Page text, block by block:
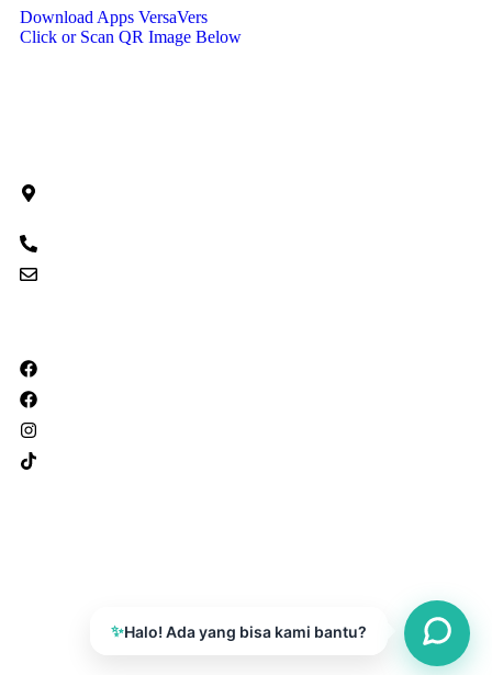
Download Apps VersaVers
Click or Scan QR Image Below
✨Halo! Ada yang bisa kami bantu?